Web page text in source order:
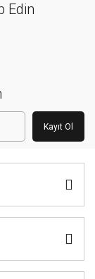
Edin
Kayıt Ol